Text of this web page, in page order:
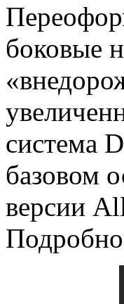
боковые
система
базовом
версии